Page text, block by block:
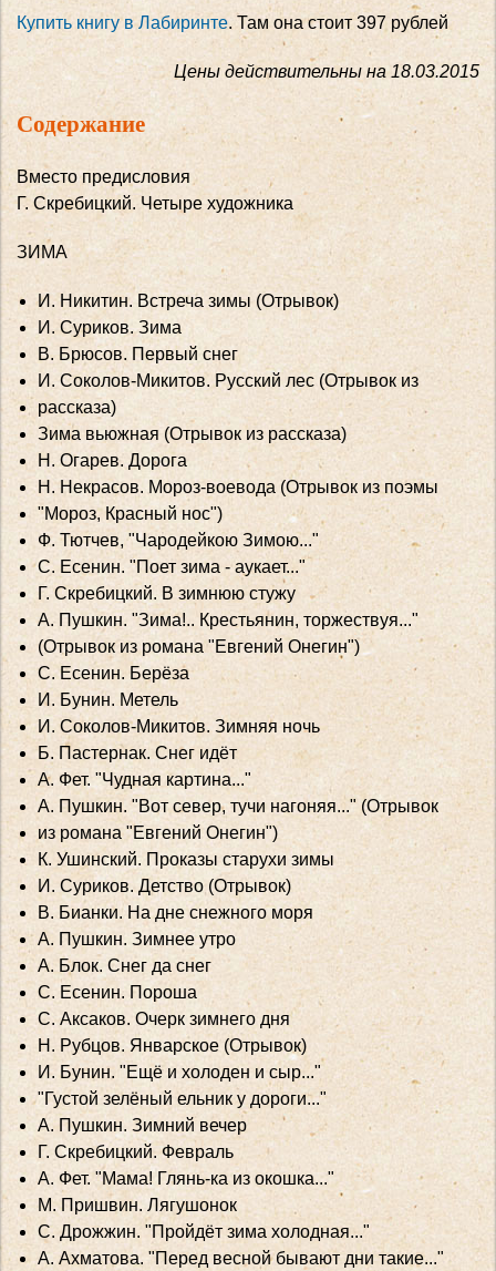
Купить книгу в Лабиринте. Там она стоит 397 рублей
Цены действительны на 18.03.2015
Содержание
Вместо предисловия
Г. Скребицкий. Четыре художника
ЗИМА
И. Никитин. Встреча зимы (Отрывок)
И. Суриков. Зима
В. Брюсов. Первый снег
И. Соколов-Микитов. Русский лес (Отрывок из
рассказа)
Зима вьюжная (Отрывок из рассказа)
Н. Огарев. Дорога
Н. Некрасов. Мороз-воевода (Отрывок из поэмы
"Мороз, Красный нос")
Ф. Тютчев, "Чародейкою Зимою..."
С. Есенин. "Поет зима - аукает..."
Г. Скребицкий. В зимнюю стужу
А. Пушкин. "Зима!.. Крестьянин, торжествуя..."
(Отрывок из романа "Евгений Онегин")
С. Есенин. Берёза
И. Бунин. Метель
И. Соколов-Микитов. Зимняя ночь
Б. Пастернак. Снег идёт
А. Фет. "Чудная картина..."
A. Пушкин. "Вот север, тучи нагоняя..." (Отрывок
из романа "Евгений Онегин")
К. Ушинский. Проказы старухи зимы
И. Суриков. Детство (Отрывок)
B. Бианки. На дне снежного моря
А. Пушкин. Зимнее утро
А. Блок. Снег да снег
C. Есенин. Пороша
С. Аксаков. Очерк зимнего дня
Н. Рубцов. Январское (Отрывок)
И. Бунин. "Ещё и холоден и сыр..."
"Густой зелёный ельник у дороги..."
А. Пушкин. Зимний вечер
Г. Скребицкий. Февраль
А. Фет. "Мама! Глянь-ка из окошка..."
M. Пришвин. Лягушонок
С. Дрожжин. "Пройдёт зима холодная..."
А. Ахматова. "Перед весной бывают дни такие..."